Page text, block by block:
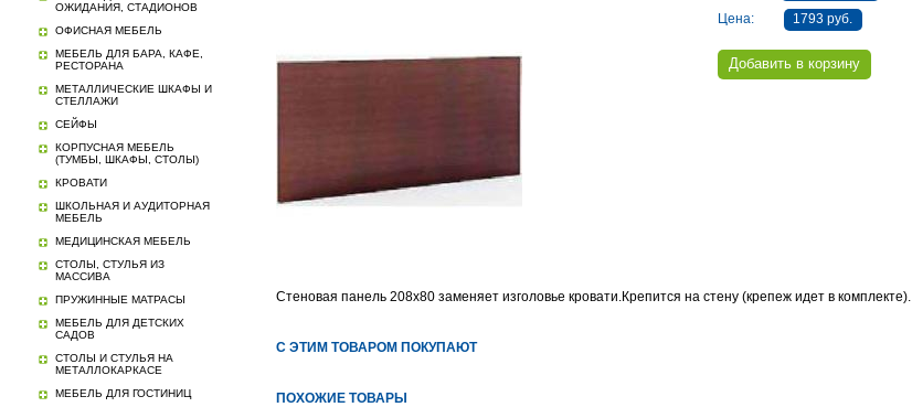
ОЖИДАНИЯ, СТАДИОНОВ
ОФИСНАЯ МЕБЕЛЬ
МЕБЕЛЬ ДЛЯ БАРА, КАФЕ,
РЕСТОРАНА
МЕТАЛЛИЧЕСКИЕ ШКАФЫ И
СТЕЛЛАЖИ
СЕЙФЫ
КОРПУСНАЯ МЕБЕЛЬ
(ТУМБЫ, ШКАФЫ, СТОЛЫ)
КРОВАТИ
ШКОЛЬНАЯ И АУДИТОРНАЯ
МЕБЕЛЬ
МЕДИЦИНСКАЯ МЕБЕЛЬ
СТОЛЫ, СТУЛЬЯ ИЗ
МАССИВА
ПРУЖИННЫЕ МАТРАСЫ
МЕБЕЛЬ ДЛЯ ДЕТСКИХ
САДОВ
СТОЛЫ И СТУЛЬЯ НА
МЕТАЛЛОКАРКАСЕ
МЕБЕЛЬ ДЛЯ ГОСТИНИЦ
Цена: 1793 руб.
Стеновая панель 208х80 заменяет изголовье кровати.Крепится на стену (крепеж идет в комплекте).
С ЭТИМ ТОВАРОМ ПОКУПАЮТ
ПОХОЖИЕ ТОВАРЫ